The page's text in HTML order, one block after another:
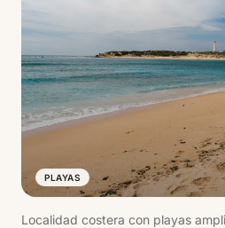
PLAYAS
Localidad costera con playas